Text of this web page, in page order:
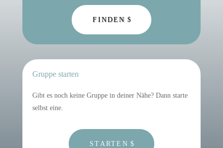
FINDEN
Gruppe starten
Gibt es noch keine Gruppe in deiner Nähe? Dann starte
selbst eine.
STARTEN